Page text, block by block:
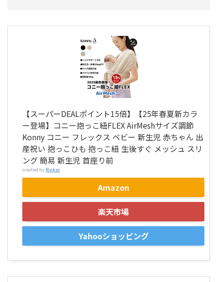
【スーパーDEALポイント15倍】【25年春夏新カラ
ー登場】コニー抱っこ紐FLEX AirMeshサイズ調節
Konny コニー フレックス ベビー 新生児 赤ちゃん 出
産祝い 抱っこひも 抱っこ紐 生後すぐ メッシュ スリ
ング 簡易 新生児 首座り前
created by Rinker
Amazon
楽天市場
Yahooショッピング